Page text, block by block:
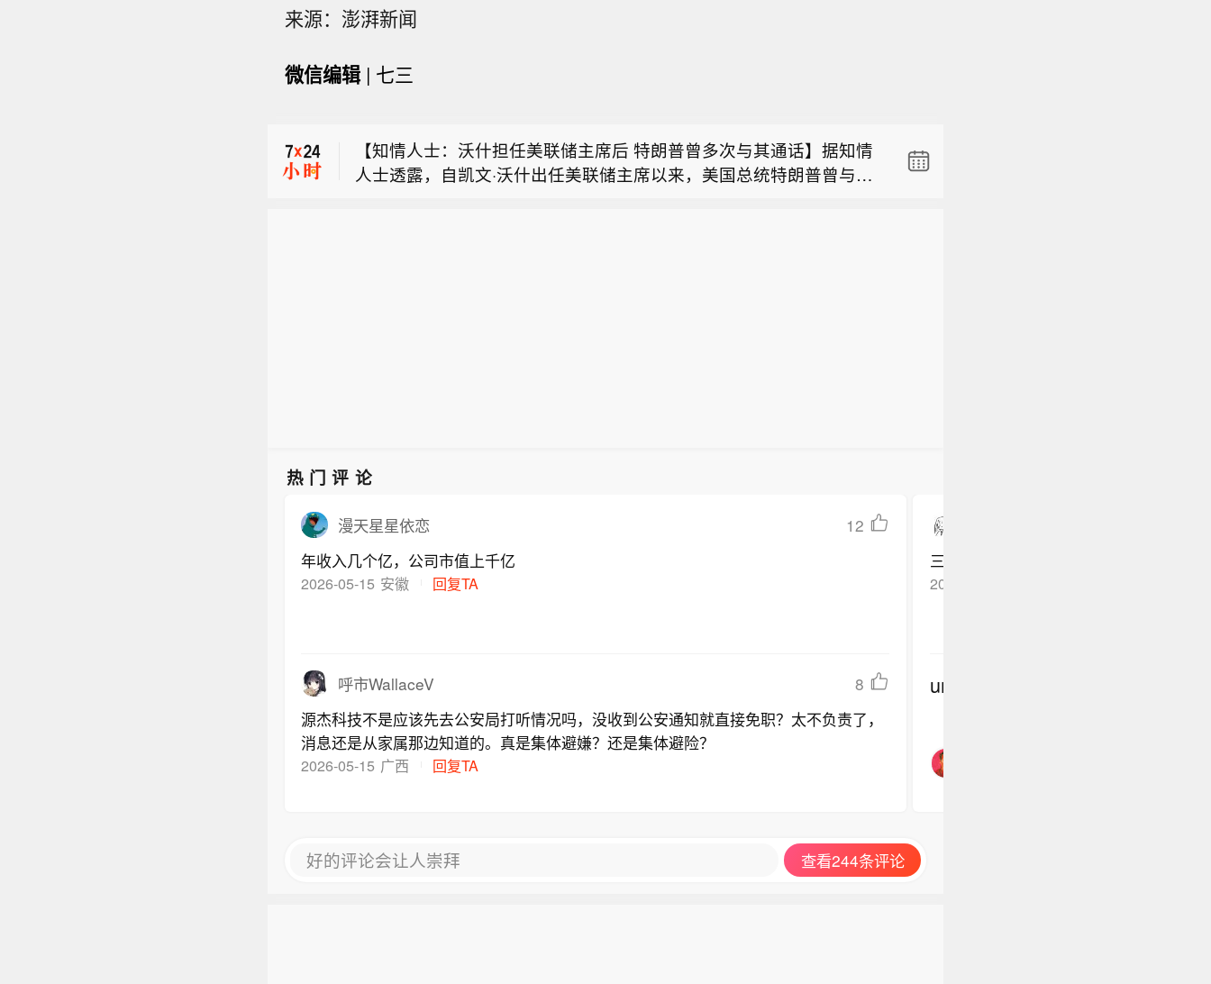
来源：澎湃新闻
微信编辑| 七三
【知情人士：沃什担任美联储主席后 特朗普曾多次与其通话】据知情
人士透露，自凯文·沃什出任美联储主席以来，美国总统特朗普曾与其
热门评论
漫天星星依恋
12
年收入几个亿，公司市值上千亿
2026-05-15 安徽 回复TA
呼市WallaceV
8
源杰科技不是应该先去公安局打听情况吗，没收到公安通知就直接免职？太不负责了，
消息还是从家属那边知道的。真是集体避嫌？还是集体避险？
2026-05-15 广西 回复TA
三安光电也被牵连进去了，股价走势还算
2026-05-15
undefined
好的评论会让人崇拜 查看244条评论